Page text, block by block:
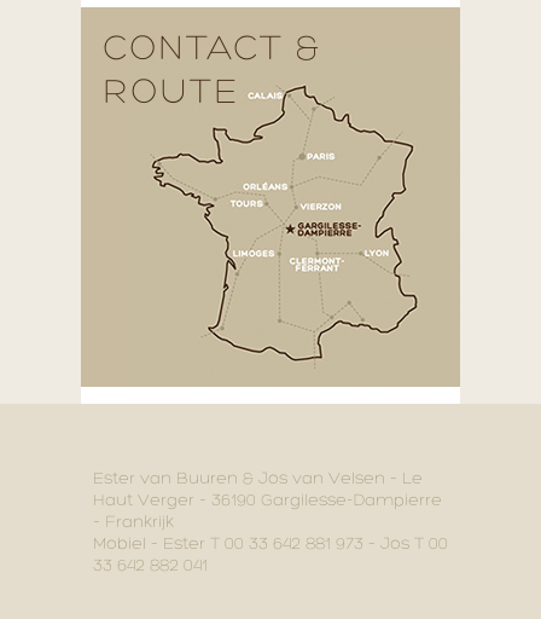
CONTACT &
ROUTE
Ester van Buuren & Jos van Velsen – Le
Haut Verger – 36190 Gargilesse-Dampierre
– Frankrijk
Mobiel – Ester T 00 33 642 881 973 – Jos T 00
33 642 882 041